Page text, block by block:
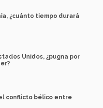
¿cuánto tiempo durará
Unidos, ¿pugna por
conflicto bélico entre